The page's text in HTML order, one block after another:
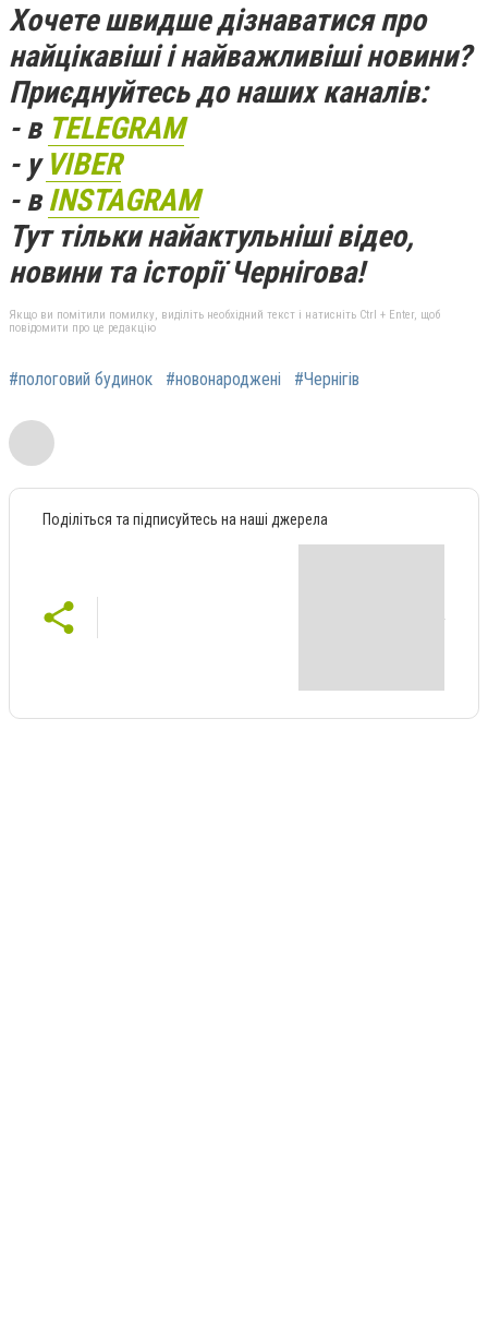
Хочете швидше дізнаватися про
найцікавіші і найважливіші новини?
Приєднуйтесь до наших каналів:
- в TELEGRAM
- у VIBER
- вINSTAGRAM
Тут тільки найактульніші відео,
новини та історії Чернігова!
Якщо ви помітили помилку, виділіть необхідний текст і натисніть Ctrl + Enter, щоб
повідомити про це редакцію
#пологовий будинок #новонароджені #Чернігів
Поділіться та підписуйтесь на наші джерела